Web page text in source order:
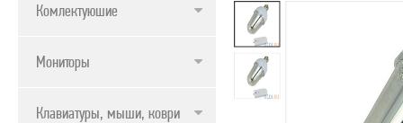
КОМЛЕКТУЮШИЕ
КЛАВИАТУРЫ, МЫШИ, КОВРИКИ
Комлектуюшие
Мониторы
Клавиатуры, мыши, коврики